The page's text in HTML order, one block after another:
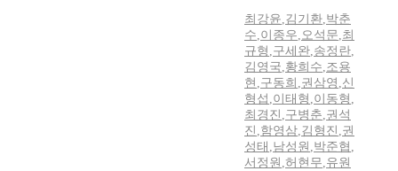
최강윤,김기환,박춘
수,이종우,오석문,최
규형 ,구세완,송정란,
김영국,황희수,조용
현 ,구동희 ,권삼영 ,신
형섭 ,이태형 ,이동형 ,
최경진 ,구병춘,권석
진 ,함영삼,김형진 ,권
성태 ,남성원 ,박준협 ,
서정원 ,허현무,유원